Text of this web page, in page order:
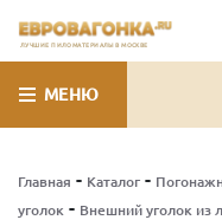
ЛУЧШИЕ ПИЛОМАТЕРИАЛЫ В МОСКВЕ
МЕНЮ
Главная - Каталог -
уголок - Внешний уголок из